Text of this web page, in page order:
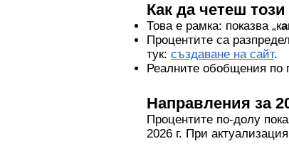
Как да четеш
Това е рамка: показва „к
Процентите са
тук: създаване на сайт.
Реалните обобщения по
Направления за
Процентите по-долу
2026 г. При